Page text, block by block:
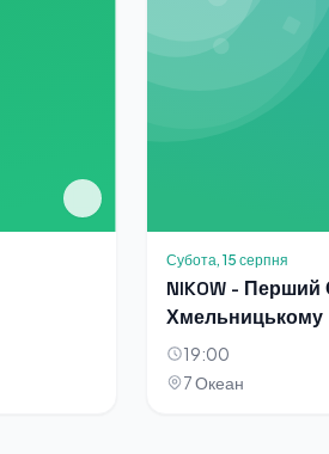
Субота, 15 серпня
NIKOW -
Хмельницькому
19:00
7 Океан